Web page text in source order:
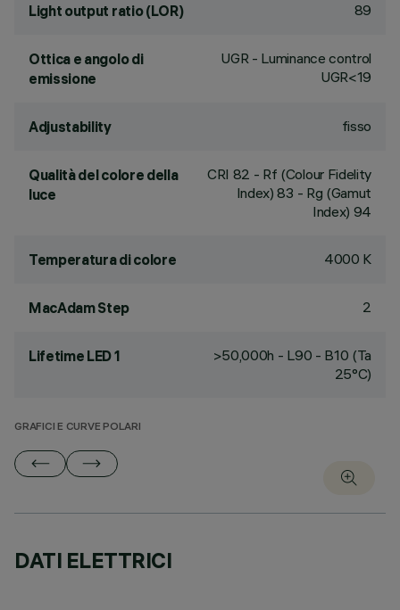
Light output ratio (LOR) 89
Ottica e angolo di
emissione
UGR - Luminance control
UGR<19
Adjustability fisso
Qualità del colore della
luce
CRI 82 - Rf (Colour Fidelity
Index) 83 - Rg (Gamut
Index) 94
Temperatura di colore 4000 K
MacAdam Step 2
Lifetime LED 1
>50,000h - L90 - B10 (Ta
25°C)
GRAFICI E CURVE POLARI
DATI ELETTRICI